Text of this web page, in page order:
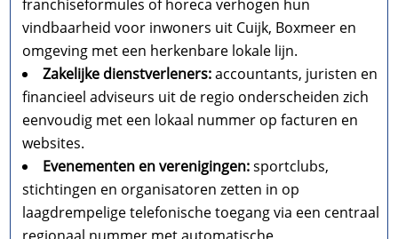
franchiseformules of horeca verhogen hun
vindbaarheid voor inwoners uit Cuijk, Boxmeer en
omgeving met een herkenbare lokale lijn.
Zakelijke dienstverleners:accountants, juristen en
financieel adviseurs uit de regio onderscheiden zich
eenvoudig met een lokaal nummer op facturen en
websites.
Evenementen en verenigingen:sportclubs,
stichtingen en organisatoren zetten in op
laagdrempelige telefonische toegang via een centraal